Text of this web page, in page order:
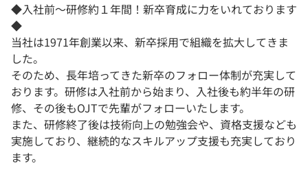
◆入社前〜研修約１年間！新卒育成に力をいれております
◆
当社は1971年創業以来、新卒採用で組織を拡大してきま
した。
そのため、長年培ってきた新卒のフォロー体制が充実して
おります。研修は入社前から始まり、入社後も約半年の研
修、その後もOJTで先輩がフォローいたします。
また、研修終了後は技術向上の勉強会や、資格支援なども
実施しており、継続的なスキルアップ支援も充実しており
ます。